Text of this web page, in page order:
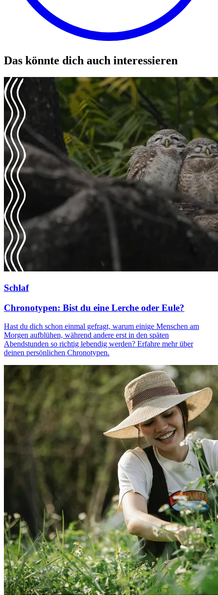
Das könnte dich auch interessieren
Schlaf
Chronotypen: Bist du eine Lerche oder Eule?
Hast du dich schon einmal gefragt, warum einige Menschen am
Morgen aufblühen, während andere erst in den späten
Abendstunden so richtig lebendig werden? Erfahre mehr über
deinen persönlichen Chronotypen.